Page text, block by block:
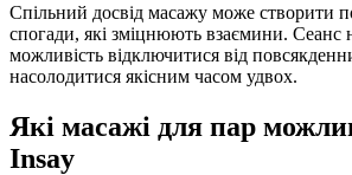
Спільний досвід масажу може створити
спогади, які зміцнюють взаємини. Сеанс
можливість відключитися від
насолодитися якісним часом удвох.
Які масажі для пар
Insay